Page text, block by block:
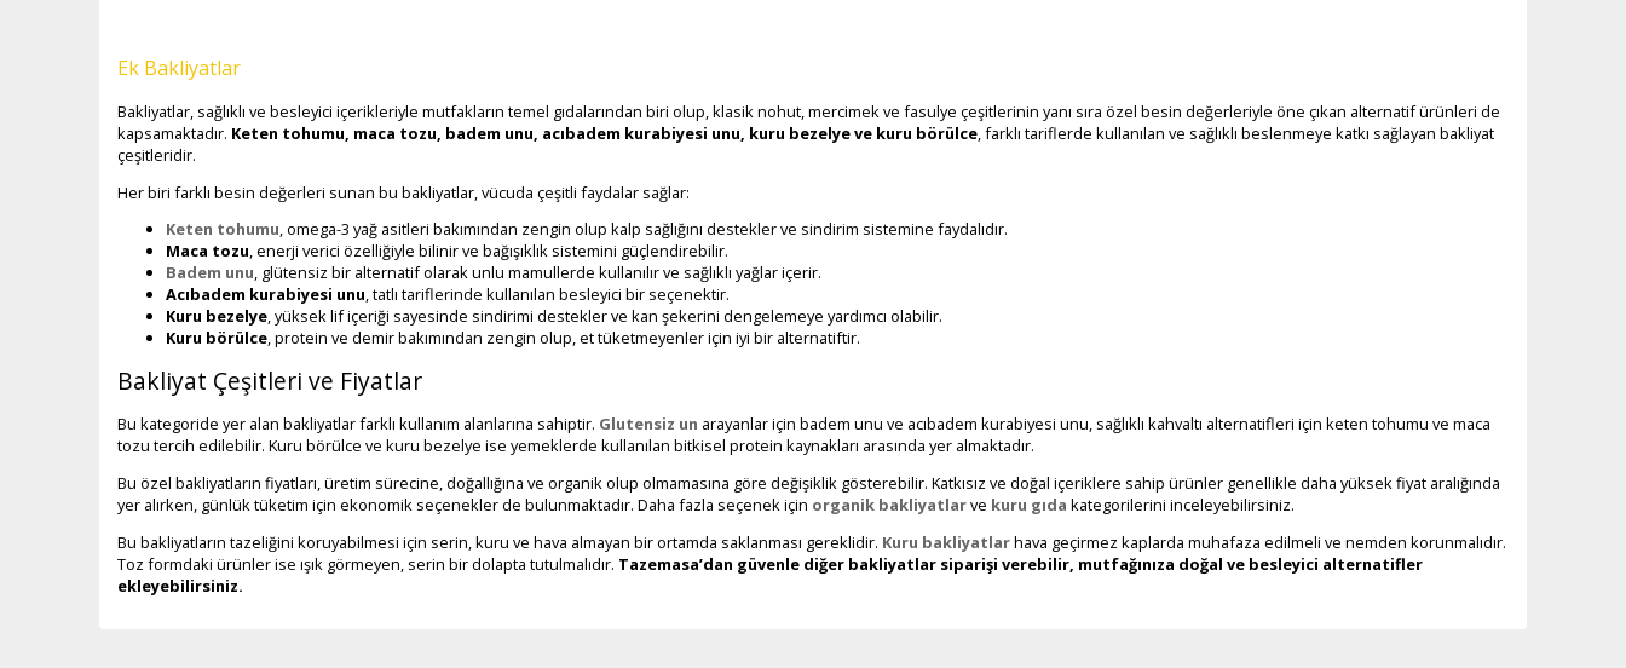
Ek Bakliyatlar
Bakliyatlar, sağlıklı ve besleyici içerikleriyle mutfakların temel gıdalarından biri olup, klasik nohut, mercimek ve fasulye çeşitlerinin yanı sıra özel besin değerleriyle öne çıkan alternatif ürünleri de
kapsamaktadır. Keten tohumu, maca tozu, badem unu, acıbadem kurabiyesi unu, kuru bezelye ve kuru börülce, farklı tariflerde kullanılan ve sağlıklı beslenmeye katkı sağlayan bakliyat
çeşitleridir.
Her biri farklı besin değerleri sunan bu bakliyatlar, vücuda çeşitli faydalar sağlar:
Keten tohumu, omega-3 yağ asitleri bakımından zengin olup kalp sağlığını destekler ve sindirim sistemine faydalıdır.
Maca tozu, enerji verici özelliğiyle bilinir ve bağışıklık sistemini güçlendirebilir.
Badem unu, glütensiz bir alternatif olarak unlu mamullerde kullanılır ve sağlıklı yağlar içerir.
Acıbadem kurabiyesi unu, tatlı tariflerinde kullanılan besleyici bir seçenektir.
Kuru bezelye, yüksek lif içeriği sayesinde sindirimi destekler ve kan şekerini dengelemeye yardımcı olabilir.
Kuru börülce, protein ve demir bakımından zengin olup, et tüketmeyenler için iyi bir alternatiftir.
Bakliyat Çeşitleri ve Fiyatlar
Bu kategoride yer alan bakliyatlar farklı kullanım alanlarına sahiptir. Glutensiz un arayanlar için badem unu ve acıbadem kurabiyesi unu, sağlıklı kahvaltı alternatifleri için keten tohumu ve maca
tozu tercih edilebilir. Kuru börülce ve kuru bezelye ise yemeklerde kullanılan bitkisel protein kaynakları arasında yer almaktadır.
Bu özel bakliyatların fiyatları, üretim sürecine, doğallığına ve organik olup olmamasına göre değişiklik gösterebilir. Katkısız ve doğal içeriklere sahip ürünler genellikle daha yüksek fiyat aralığında
yer alırken, günlük tüketim için ekonomik seçenekler de bulunmaktadır. Daha fazla seçenek için organik bakliyatlarve kuru gıda kategorilerini inceleyebilirsiniz.
Bu bakliyatların tazeliğini koruyabilmesi için serin, kuru ve hava almayan bir ortamda saklanması gereklidir. Kuru bakliyatlarhava geçirmez kaplarda muhafaza edilmeli ve nemden korunmalıdır.
Toz formdaki ürünler ise ışık görmeyen, serin bir dolapta tutulmalıdır. Tazemasa’dan güvenle diğer bakliyatlar siparişi verebilir, mutfağınıza doğal ve besleyici alternatifler
ekleyebilirsiniz.